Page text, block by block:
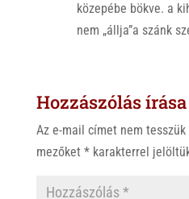
közepébe bökve. a
nem „állja”a szánk
Hozzászólás írása
Az e-mail címet nem tesszük
mezőket *karakterrel